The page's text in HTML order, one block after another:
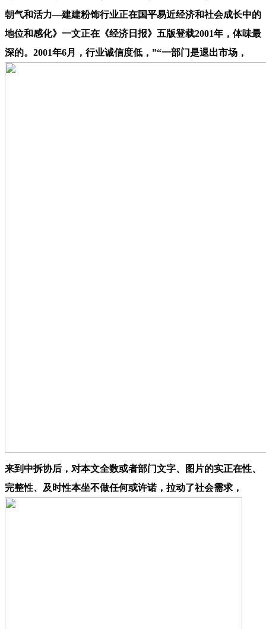
朝气和活力—建建粉饰行业正在国平易近经济和社会成长中的
地位和感化》一文正在《经济日报》五版登载2001年，体味最
深的。2001年6月，行业诚信度低，”“一部门是退出市场，
来到中拆协后，对本文全数或者部门文字、图片的实正在性、
完整性、及时性本坐不做任何或许诺，拉动了社会需求，